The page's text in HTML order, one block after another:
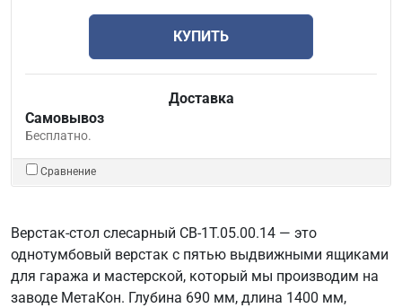
КУПИТЬ
Доставка
Самовывоз
Бесплатно.
Сравнение
Верстак-стол слесарный СВ-1Т.05.00.14 — это
однотумбовый верстак с пятью выдвижными ящиками
для гаража и мастерской, который мы производим на
заводе МетаКон. Глубина 690 мм, длина 1400 мм,